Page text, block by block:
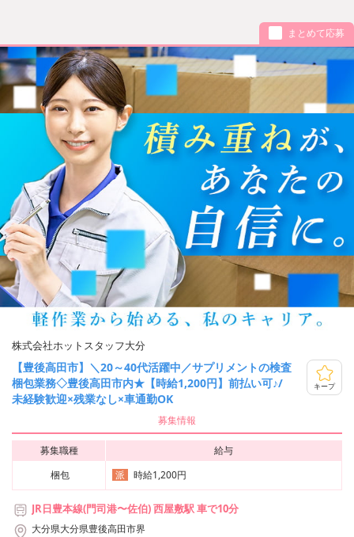
まとめて応募
株式会社ホットスタッフ大分
【豊後高田市】＼20～40代活躍中／サプリメントの検査
梱包業務◇豊後高田市内★【時給1,200円】前払い可♪/
未経験歓迎×残業なし×車通勤OK
キープ
募集情報
募集職種
給与
梱包
派 時給1,200円
JR日豊本線(門司港〜佐伯) 西屋敷駅 車で10分
大分県大分県豊後高田市界